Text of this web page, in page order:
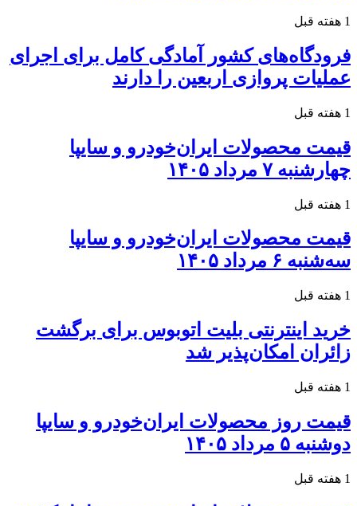
1 هفته قبل
فرودگاه‌های کشور آمادگی کامل برای اجرای
عملیات پروازی اربعین را دارند
1 هفته قبل
قیمت محصولات ایران‌خودرو و سایپا
چهارشنبه ۷ مرداد ۱۴۰۵
1 هفته قبل
قیمت محصولات ایران‌خودرو و سایپا
سه‌شنبه ۶ مرداد ۱۴۰۵
1 هفته قبل
خرید اینترنتی بلیت اتوبوس برای برگشت
زائران امکان‌پذیر شد
1 هفته قبل
قیمت روز محصولات ایران‌خودرو و سایپا
دوشنبه ۵ مرداد ۱۴۰۵
1 هفته قبل